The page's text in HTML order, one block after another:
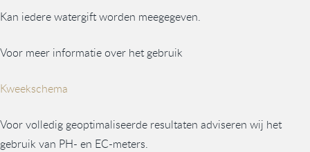
Kan iedere watergift worden meegegeven.
Voor meer informatie over het gebruik
Kweekschema
Voor volledig geoptimaliseerde resultaten adviseren wij het
gebruik van PH- en EC-meters.